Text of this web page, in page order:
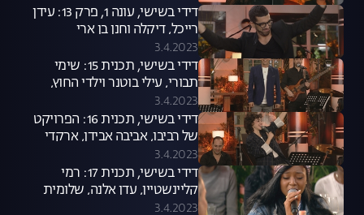
דידי בשישי, עונה 1, פרק 13: עידן
רייכל, דיקלה וחנן בן ארי
3.4.2023
דידי בשישי, תכנית 15: שימי
תבורי, עילי בוטנר וילדי החוץ,
טריפונס וליאור פרחי
3.4.2023
דידי בשישי, תכנית 16: הפרויקט
של רביבו, אביבה אבידן, ארקדי
דוכין וריף כהן
3.4.2023
דידי בשישי, תכנית 17: רמי
קליינשטיין, עדן אלנה, שלומית
אהרון ופיני חדד
3.4.2023